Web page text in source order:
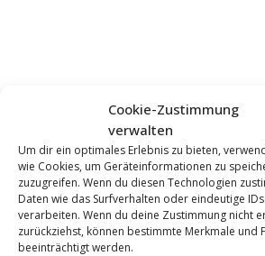
Cookie-Zustimmung
verwalten
Um dir ein optimales Erlebnis zu bieten,
wie Cookies, um Geräteinformationen zu
zuzugreifen. Wenn du diesen Technologien
Daten wie das Surfverhalten oder eindeutige
verarbeiten. Wenn du deine Zustimmung nicht
zurückziehst, können bestimmte Merkmale und
beeinträchtigt werden.
KOMMENTAR